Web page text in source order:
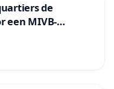
de
een MIVB-
en Het